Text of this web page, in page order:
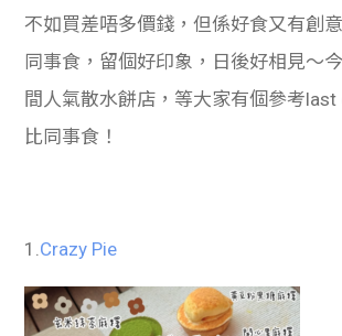
不如買差唔多價錢，但係好食又有創
同事食，留個好印象，日後好相見～
間人氣散水餅店，等大家有個參考
比同事食！
1.Crazy Pie